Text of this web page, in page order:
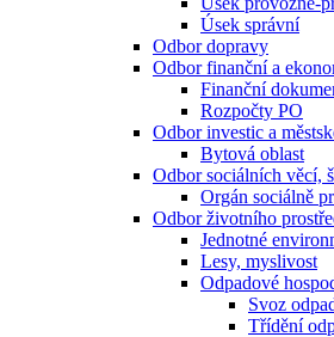
Úsek správní
Odbor dopravy
Odbor finanční a
Finanční
Rozpočty PO
Odbor investic a
Bytová oblast
Odbor sociálních věcí,
Orgán sociálně
Odbor životního
Jednotné
Lesy, myslivost
Odpadové
Svoz
Třídění